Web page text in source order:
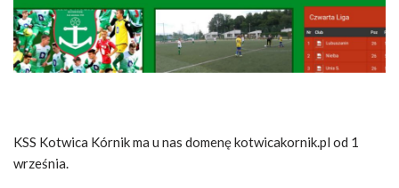
KSS Kotwica Kórnik ma u nas domenę kotwicakornik.pl od 1
września.